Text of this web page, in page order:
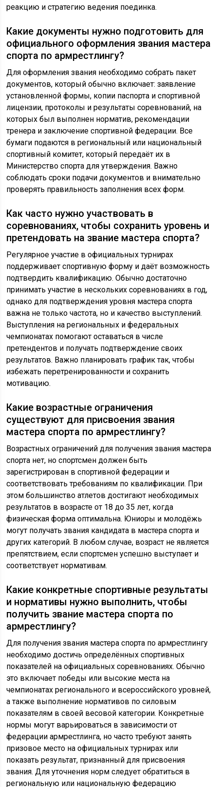
реакцию и стратегию ведения поединка.
Какие документы нужно подготовить для
официального оформления звания мастера
спорта по армрестлингу?
Для оформления звания необходимо собрать пакет
документов, который обычно включает: заявление
установленной формы, копии паспорта и спортивной
лицензии, протоколы и результаты соревнований, на
которых был выполнен норматив, рекомендации
тренера и заключение спортивной федерации. Все
бумаги подаются в региональный или национальный
спортивный комитет, который передаёт их в
Министерство спорта для утверждения. Важно
соблюдать сроки подачи документов и внимательно
проверять правильность заполнения всех форм.
Как часто нужно участвовать в
соревнованиях, чтобы сохранить уровень и
претендовать на звание мастера спорта?
Регулярное участие в официальных турнирах
поддерживает спортивную форму и даёт возможность
подтвердить квалификацию. Обычно достаточно
принимать участие в нескольких соревнованиях в год,
однако для подтверждения уровня мастера спорта
важна не только частота, но и качество выступлений.
Выступления на региональных и федеральных
чемпионатах помогают оставаться в числе
претендентов и получать подтверждение своих
результатов. Важно планировать график так, чтобы
избежать перетренированности и сохранить
мотивацию.
Какие возрастные ограничения
существуют для присвоения звания
мастера спорта по армрестлингу?
Возрастных ограничений для получения звания мастера
спорта нет, но спортсмен должен быть
зарегистрирован в спортивной федерации и
соответствовать требованиям по квалификации. При
этом большинство атлетов достигают необходимых
результатов в возрасте от 18 до 35 лет, когда
физическая форма оптимальна. Юниоры и молодёжь
могут получать звания кандидата в мастера спорта и
других категорий. В любом случае, возраст не является
препятствием, если спортсмен успешно выступает и
соответствует нормативам.
Какие конкретные спортивные результаты
и нормативы нужно выполнить, чтобы
получить звание мастера спорта по
армрестлингу?
Для получения звания мастера спорта по армрестлингу
необходимо достичь определённых спортивных
показателей на официальных соревнованиях. Обычно
это включает победы или высокие места на
чемпионатах регионального и всероссийского уровней,
а также выполнение нормативов по силовым
показателям в своей весовой категории. Конкретные
нормы могут варьироваться в зависимости от
федерации армрестлинга, но часто требуют занять
призовое место на официальных турнирах или
показать результат, признанный для присвоения
звания. Для уточнения норм следует обратиться в
региональную или национальную федерацию